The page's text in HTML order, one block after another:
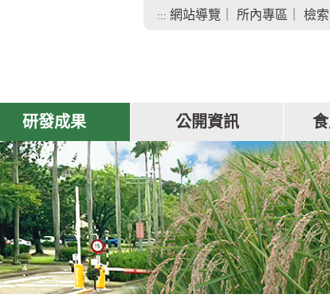
::: 網站導覽 所內專區 檢
研發成果 公開資訊